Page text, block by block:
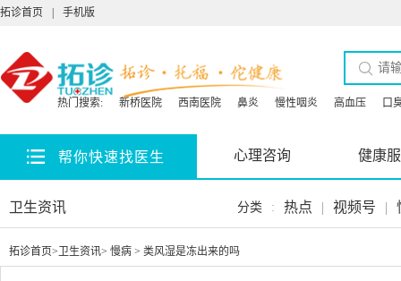
拓诊首页 手机版
热门搜索: 新桥医院 西南医院 鼻炎 慢性咽炎 高血压 口
帮你快速找医生 心理咨询 健康
卫生资讯 分类 : 热点 | 视频号 |
拓诊首页> 卫生资讯> 慢病 > 类风湿是冻出来的吗